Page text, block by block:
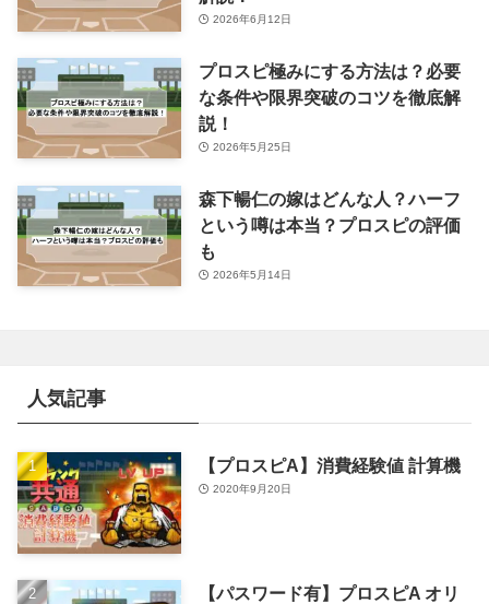
2026年6月12日
プロスピ極みにする方法は？必要
な条件や限界突破のコツを徹底解
説！
2026年5月25日
森下暢仁の嫁はどんな人？ハーフ
という噂は本当？プロスピの評価
も
2026年5月14日
人気記事
【プロスピA】消費経験値 計算機
2020年9月20日
【パスワード有】プロスピA オリ